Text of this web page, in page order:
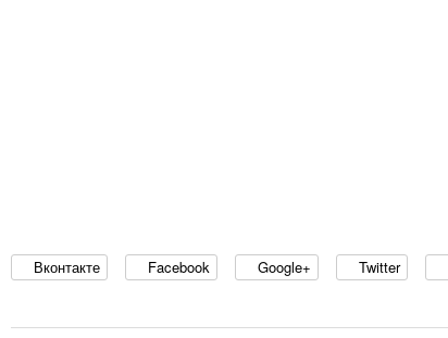
Вконтакте Facebook Google+ Twitter